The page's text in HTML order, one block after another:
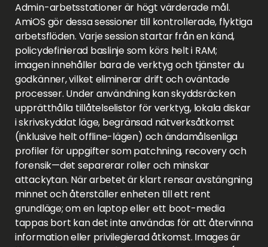
Admin-arbetsstationer är högt värderade mål.
AmiOS gör dessa sessioner till kontrollerade, flyktiga
arbetsflöden. Varje session startar från en känd,
policydefinierad baslinje som körs helt i RAM;
imagen innehåller bara de verktyg och tjänster du
godkänner, vilket eliminerar drift och oväntade
processer. Under användning kan skyddsräcken
upprätthålla tillåtelselistor för verktyg, lokala diskar
i skrivskyddat läge, begränsad nätverksåtkomst
(inklusive helt offline-lägen) och ändamålsenliga
profiler för uppgifter som patchning, recovery och
forensik—det separerar roller och minskar
attackytan. När arbetet är klart rensar avstängning
minnet och återställer enheten till ett rent
grundläge; om en laptop eller ett boot-media
tappas bort kan det inte användas för att återvinna
information eller privilegierad åtkomst. Images är